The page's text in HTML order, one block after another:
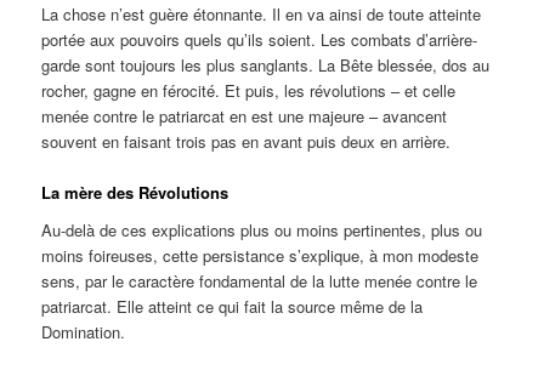
La chose n’est guère étonnante. Il en va ainsi de toute atteinte
portée aux pouvoirs quels qu’ils soient. Les combats d’arrière-
garde sont toujours les plus sanglants. La Bête blessée, dos au
rocher, gagne en férocité. Et puis, les révolutions – et celle
menée contre le patriarcat en est une majeure – avancent
souvent en faisant trois pas en avant puis deux en arrière.
La mère des Révolutions
Au-delà de ces explications plus ou moins pertinentes, plus ou
moins foireuses, cette persistance s’explique, à mon modeste
sens, par le caractère fondamental de la lutte menée contre le
patriarcat. Elle atteint ce qui fait la source même de la
Domination.